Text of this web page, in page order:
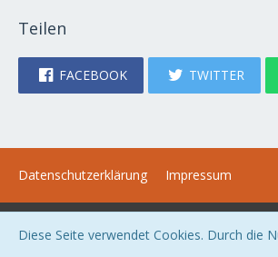
Teilen
FACEBOOK TWITTER
Datenschutzerklärung Impressum
Diese Seite verwendet Cookies. Durch die